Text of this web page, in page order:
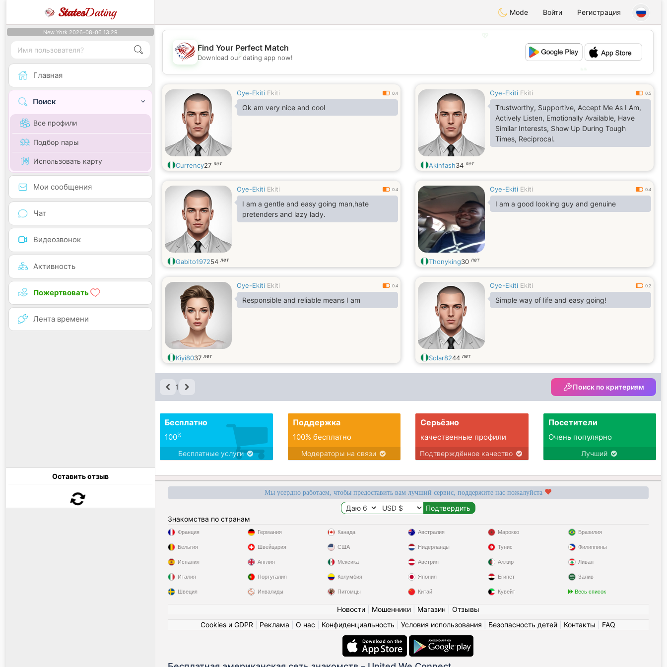
StatesDating Mode Войти Регистрация
New York 2026-08-06 13:29
Главная
Поиск
Все профили
Подбор пары
Использовать карту
Мои сообщения
Чат
Видеозвонок
Активность
Пожертвовать
Лента времени
Оставить отзыв
💖
💕
Find Your Perfect Match
Download our dating app now!
Oye-Ekiti Ekiti 0.4
Ok am very nice and cool
Currency27 лет
Oye-Ekiti Ekiti 0.5
Trustworthy, Supportive, Accept Me As I Am,
Actively Listen, Emotionally Available, Have
Similar Interests, Show Up During Tough
Times, Reciprocal.
Akinfash34 лет
Oye-Ekiti Ekiti 0.4
I am a gentle and easy going man,hate
pretenders and lazy lady.
Gabito197254 лет
Oye-Ekiti Ekiti 0.4
I am a good looking guy and genuine
Thonyking30 лет
Oye-Ekiti Ekiti 0.4
Responsible and reliable means I am
Kiyi8037 лет
Oye-Ekiti Ekiti 0.2
Simple way of life and easy going!
Solar8244 лет
1 Поиск по критериям
Бесплатно
100%
Бесплатные услуги
Поддержка
100% бесплатно
Модераторы на связи
Серьёзно
качественные профили
Подтверждённое качество
Посетители
Очень популярно
Лучший
Мы усердно работаем, чтобы предоставить вам лучший сервис, поддержите нас пожалуйста
Знакомства по странам
Франция
Бельгия
Испания
Италия
Швеция
Германия
Швейцария
Англия
Португалия
Инвалиды
Канада
США
Мексика
Колумбия
Питомцы
Австралия
Нидерланды
Австрия
Япония
Китай
Марокко
Тунис
Алжир
Египет
Кувейт
Бразилия
Филиппины
Ливан
Залив
Весь список
Новости| Мошенники| Магазин
Отзывы
Cookies и GDPR
Реклама О нас Конфиденциальность Условия использования Безопасность детей Контакты FAQ